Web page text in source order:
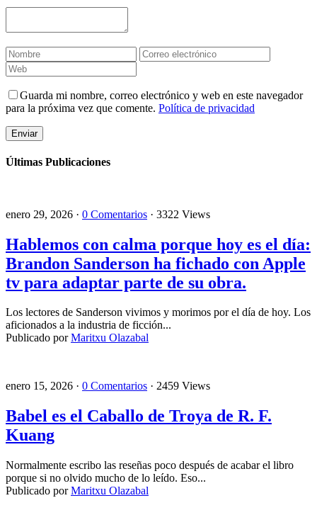
Guarda mi nombre, correo electrónico y web en este navegador
para la próxima vez que comente. Política de privacidad
Últimas Publicaciones
enero 29, 2026 · 0 Comentarios · 3322 Views
Hablemos con calma porque hoy es el día:
Brandon Sanderson ha fichado con Apple
tv para adaptar parte de su obra.
Los lectores de Sanderson vivimos y morimos por el día de hoy. Los
aficionados a la industria de ficción...
Publicado porMaritxu Olazabal
enero 15, 2026 · 0 Comentarios · 2459 Views
Babel es el Caballo de Troya de R. F.
Kuang
Normalmente escribo las reseñas poco después de acabar el libro
porque si no olvido mucho de lo leído. Eso...
Publicado porMaritxu Olazabal